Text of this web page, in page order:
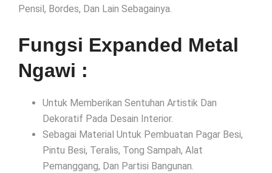
Pensil, Bordes, Dan Lain Sebagainya.
Fungsi Expanded Metal
Ngawi :
Untuk Memberikan Sentuhan Artistik Dan
Dekoratif Pada Desain Interior.
Sebagai Material Untuk Pembuatan Pagar Besi,
Pintu Besi, Teralis, Tong Sampah, Alat
Pemanggang, Dan Partisi Bangunan.